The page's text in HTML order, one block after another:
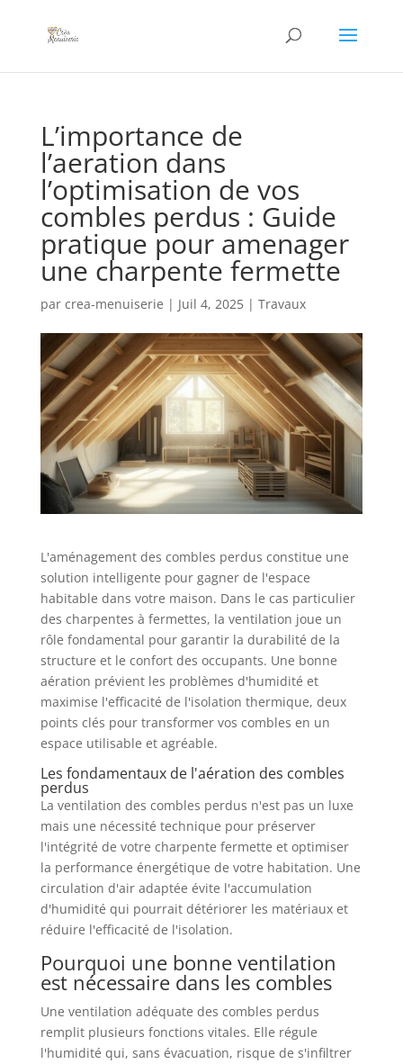
L’importance de
l’aeration dans
l’optimisation de vos
combles perdus : Guide
pratique pour amenager
une charpente fermette
par crea-menuiserie | Juil 4, 2025| Travaux
L'aménagement des combles perdus constitue une
solution intelligente pour gagner de l'espace
habitable dans votre maison. Dans le cas particulier
des charpentes à fermettes, la ventilation joue un
rôle fondamental pour garantir la durabilité de la
structure et le confort des occupants. Une bonne
aération prévient les problèmes d'humidité et
maximise l'efficacité de l'isolation thermique, deux
points clés pour transformer vos combles en un
espace utilisable et agréable.
Les fondamentaux de l'aération des combles
perdus
La ventilation des combles perdus n'est pas un luxe
mais une nécessité technique pour préserver
l'intégrité de votre charpente fermette et optimiser
la performance énergétique de votre habitation. Une
circulation d'air adaptée évite l'accumulation
d'humidité qui pourrait détériorer les matériaux et
réduire l'efficacité de l'isolation.
Pourquoi une bonne ventilation
est nécessaire dans les combles
Une ventilation adéquate des combles perdus
remplit plusieurs fonctions vitales. Elle régule
l'humidité qui, sans évacuation, risque de s'infiltrer